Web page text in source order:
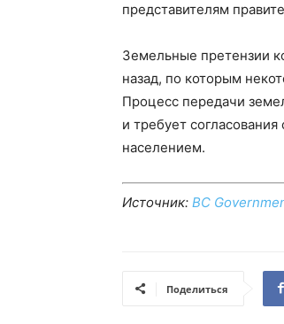
представителям
Земельные претензии
назад, по которым
Процесс передачи
и требует
населением.
Источник: BC
Поделиться